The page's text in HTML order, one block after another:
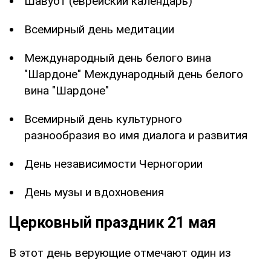
Всемирный день медитации
Международный день белого вина
"Шардоне" Международный день белого
вина "Шардоне"
Всемирный день культурного
разнообразия во имя диалога и развития
День независимости Черногории
День музы и вдохновения
Церковный праздник 21 мая
В этот день верующие отмечают один из